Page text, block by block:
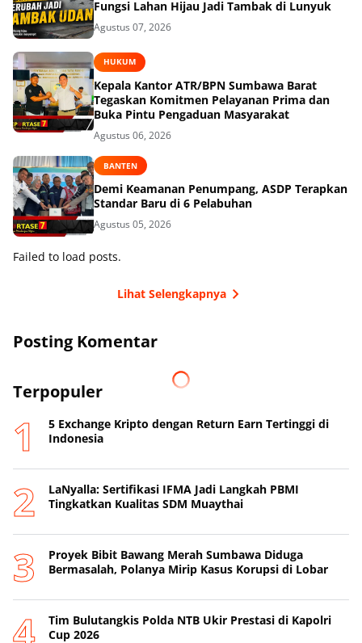
Fungsi Lahan Hijau Jadi Tambak di Lunyuk
Agustus 07, 2026
HUKUM
Kepala Kantor ATR/BPN Sumbawa Barat
Tegaskan Komitmen Pelayanan Prima dan
Buka Pintu Pengaduan Masyarakat
Agustus 06, 2026
BANTEN
Demi Keamanan Penumpang, ASDP Terapkan
Standar Baru di 6 Pelabuhan
Agustus 05, 2026
Failed to load posts.
Lihat Selengkapnya
Posting Komentar
Terpopuler
5 Exchange Kripto dengan Return Earn Tertinggi di
Indonesia
LaNyalla: Sertifikasi IFMA Jadi Langkah PBMI
Tingkatkan Kualitas SDM Muaythai
Proyek Bibit Bawang Merah Sumbawa Diduga
Bermasalah, Polanya Mirip Kasus Korupsi di Lobar
Tim Bulutangkis Polda NTB Ukir Prestasi di Kapolri
Cup 2026